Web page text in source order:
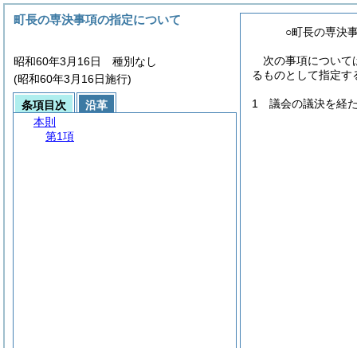
○町長の専決
次の事項について
るものとして指定す
1 議会の議決を経
町長の専決事項の指定について
昭和60年3月16日 種別なし
(昭和60年3月16日施行)
条項目次
沿革
本則
第1項